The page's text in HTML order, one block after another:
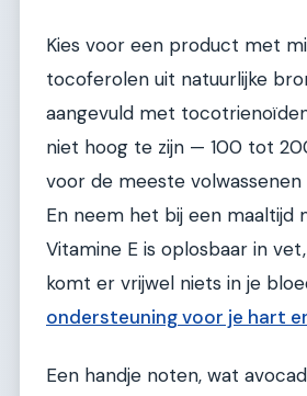
Kies voor een product met
tocoferolen uit natuurlijke
aangevuld met
niet hoog te zijn — 100 tot
voor de meeste volwassenen
En neem het bij een maaltijd
Vitamine E is oplosbaar in
komt er vrijwel niets in je
ondersteuning voor je hart
Een handje noten, wat